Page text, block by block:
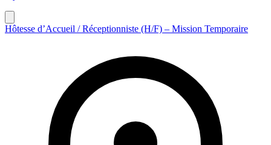
Hôtesse d’Accueil / Réceptionniste (H/F) – Mission Temporaire